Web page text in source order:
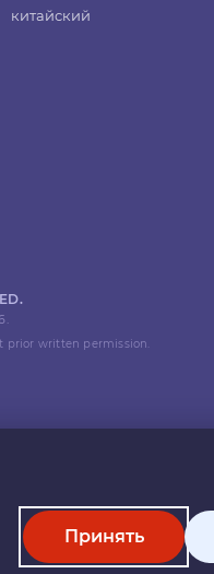
китайский
prior written permission.
Принять